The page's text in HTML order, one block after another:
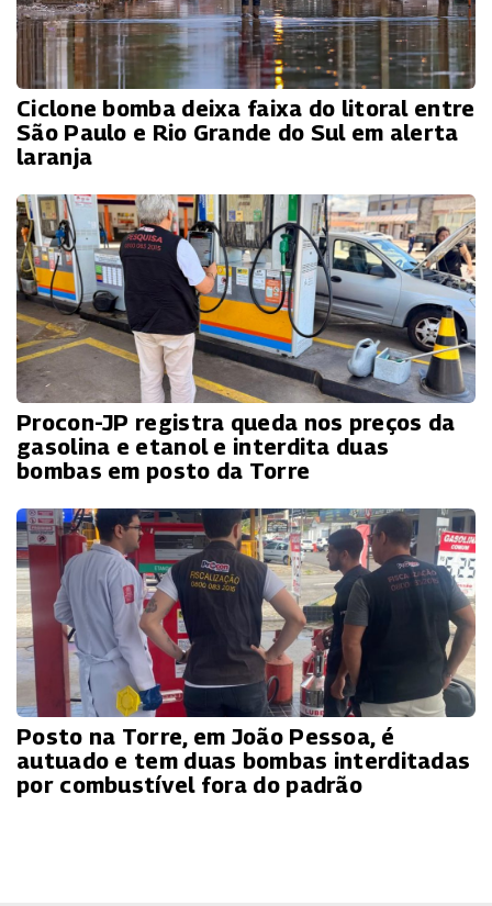
Ciclone bomba deixa faixa do litoral entre
São Paulo e Rio Grande do Sul em alerta
laranja
Procon-JP registra queda nos preços da
gasolina e etanol e interdita duas
bombas em posto da Torre
Posto na Torre, em João Pessoa, é
autuado e tem duas bombas interditadas
por combustível fora do padrão